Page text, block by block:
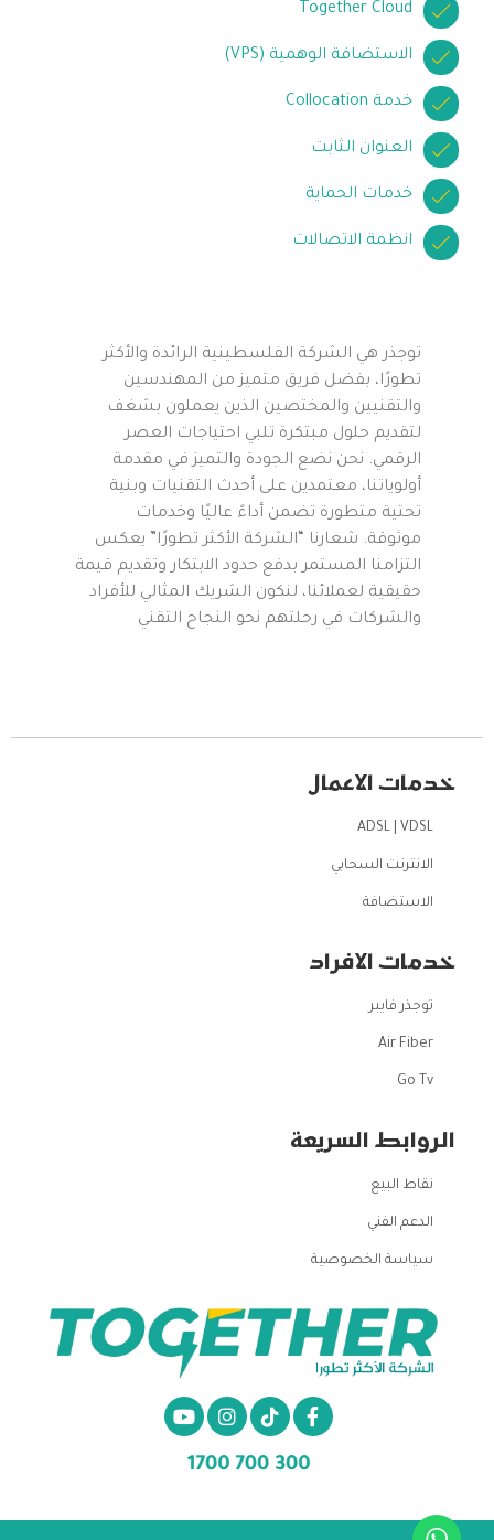
Together Cloud
الاستضافة الوهمية (VPS)
خدمة Collocation
العنوان الثابت
خدمات الحماية
انظمة الاتصالات
توجذر هي الشركة الفلسطينية الرائدة والأكثر
تطورًا، بفضل فريق متميز من المهندسين
والتقنيين والمختصين الذين يعملون بشغف
لتقديم حلول مبتكرة تلبي احتياجات العصر
الرقمي. نحن نضع الجودة والتميز في مقدمة
أولوياتنا، معتمدين على أحدث التقنيات وبنية
تحتية متطورة تضمن أداءً عاليًا وخدمات
موثوقة. شعارنا “الشركة الأكثر تطورًا” يعكس
التزامنا المستمر بدفع حدود الابتكار وتقديم قيمة
حقيقية لعملائنا، لنكون الشريك المثالي للأفراد
والشركات في رحلتهم نحو النجاح التقني
خدمات الاعمال
ADSL | VDSL
الانترنت السحابي
الاستضافة
خدمات الافراد
توجذر فايبر
Air Fiber
Go Tv
الروابط السريعة
نقاط البيع
الدعم الفني
سياسة الخصوصية